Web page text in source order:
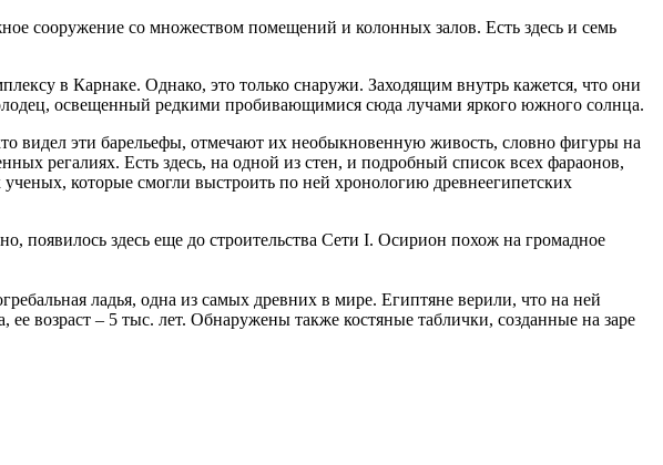
сооружение со множеством помещений и колонных залов. Есть здесь и семь
в Карнаке. Однако, это только снаружи. Заходящим внутрь кажется, что они
освещенный редкими пробивающимися сюда лучами яркого южного солнца.
видел эти барельефы, отмечают их необыкновенную живость, словно фигуры на
регалиях. Есть здесь, на одной из стен, и подробный список всех фараонов,
которые смогли выстроить по ней хронологию древнеегипетских
появилось здесь еще до строительства Сети I. Осирион похож на громадное
ладья, одна из самых древних в мире. Египтяне верили, что на ней
возраст – 5 тыс. лет. Обнаружены также костяные таблички, созданные на заре